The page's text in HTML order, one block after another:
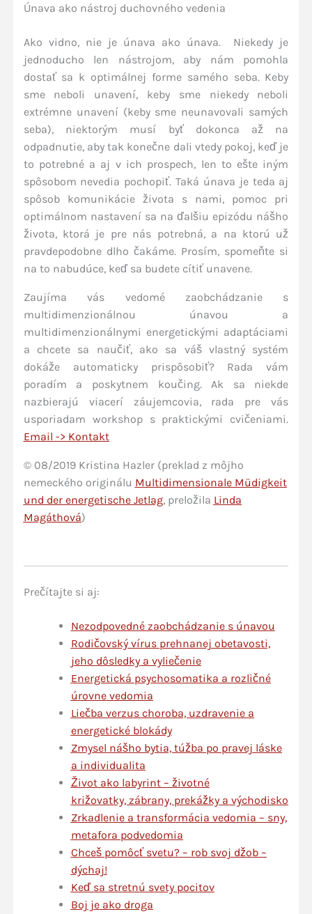
Únava ako nástroj duchovného vedenia
Ako vidno, nie je únava ako únava. Niekedy je
jednoducho len nástrojom, aby nám pomohla
dostať sa k optimálnej forme samého seba. Keby
sme neboli unavení, keby sme niekedy neboli
extrémne unavení (keby sme neunavovali samých
seba), niektorým musí byť dokonca až na
odpadnutie, aby tak konečne dali vtedy pokoj, keď je
to potrebné a aj v ich prospech, len to ešte iným
spôsobom nevedia pochopiť. Taká únava je teda aj
spôsob komunikácie života s nami, pomoc pri
optimálnom nastavení sa na ďalšiu epizódu nášho
života, ktorá je pre nás potrebná, a na ktorú už
pravdepodobne dlho čakáme. Prosím, spomeňte si
na to nabudúce, keď sa budete cítiť unavene.
Zaujíma vás vedomé zaobchádzanie s
multidimenzionálnou únavou a
multidimenzionálnymi energetickými adaptáciami
a chcete sa naučiť, ako sa váš vlastný systém
dokáže automaticky prispôsobiť? Rada vám
poradím a poskytnem koučing. Ak sa niekde
nazbierajú viacerí záujemcovia, rada pre vás
usporiadam workshop s praktickými cvičeniami.
Email -> Kontakt
© 08/2019 Kristina Hazler (preklad z môjho
nemeckého originálu Multidimensionale Müdigkeit
und der energetische Jetlag, preložila Linda
Magáthová)
Prečítajte si aj:
Nezodpovedné zaobchádzanie s únavou
Rodičovský vírus prehnanej obetavosti,
jeho dôsledky a vyliečenie
Energetická psychosomatika a rozličné
úrovne vedomia
Liečba verzus choroba, uzdravenie a
energetické blokády
Zmysel nášho bytia, túžba po pravej láske
a individualita
Život ako labyrint – životné
križovatky, zábrany, prekážky a východisko
Zrkadlenie a transformácia vedomia – sny,
metafora podvedomia
Chceš pomôcť svetu? – rob svoj džob –
dýchaj!
Keď sa stretnú svety pocitov
Boj je ako droga